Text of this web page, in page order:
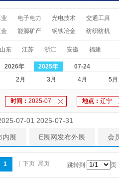
展会会刊 会
电子电力 光电技术
交通工具
能源矿产 钢铁冶金 纺织纺机
山东 江苏 浙江 安徽 福建
2026年 2025年
07-24
2月 3月 4月 5月
时间： 2025-07 地点： 辽宁
07-01 2025-07-31
内展 E展网发布外展 会
1 下页 尾页 跳转到 页